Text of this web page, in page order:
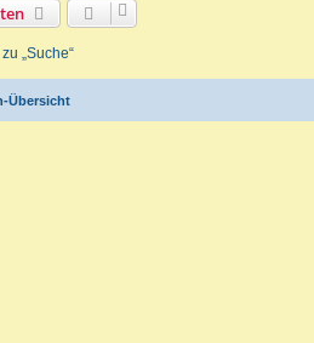
„Suche“
Übersicht